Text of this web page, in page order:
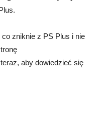
co zniknie z PS Plus i nie
aby dowiedzieć się